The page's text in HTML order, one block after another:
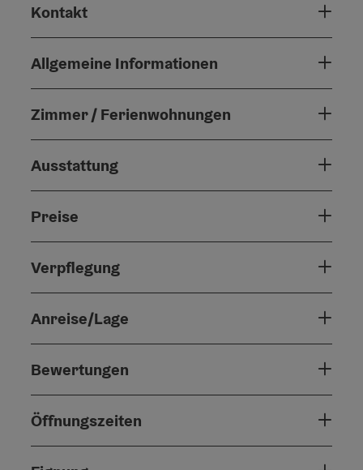
Kontakt
Allgemeine Informationen
Zimmer / Ferienwohnungen
Ausstattung
Preise
Verpflegung
Anreise/Lage
Bewertungen
Öffnungszeiten